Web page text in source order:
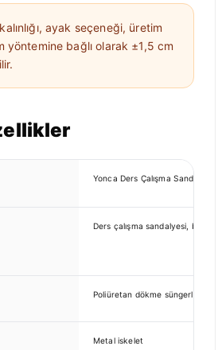
ayak seçeneği, üretim
yöntemine bağlı olarak ±1,5 cm
Yonca Ders Çalışma Sandalyesi
Ders çalışma sandalyesi,
Poliüretan dökme süngerli gövde
Metal iskelet